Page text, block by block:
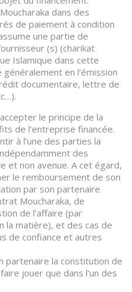
dans des
de paiement à condition
une partie de
(s) (charikat
Islamique dans cette
en l’émission
documentaire, lettre de
le principe de la
de l’entreprise financée.
à l’une des parties la
des
et non avenue. A cet égard,
le remboursement de son
par son partenaire
Moucharaka, de
de l’affaire (par
la matière), et des cas de
de confiance et autres
partenaire la constitution de
jouer que dans l’un des